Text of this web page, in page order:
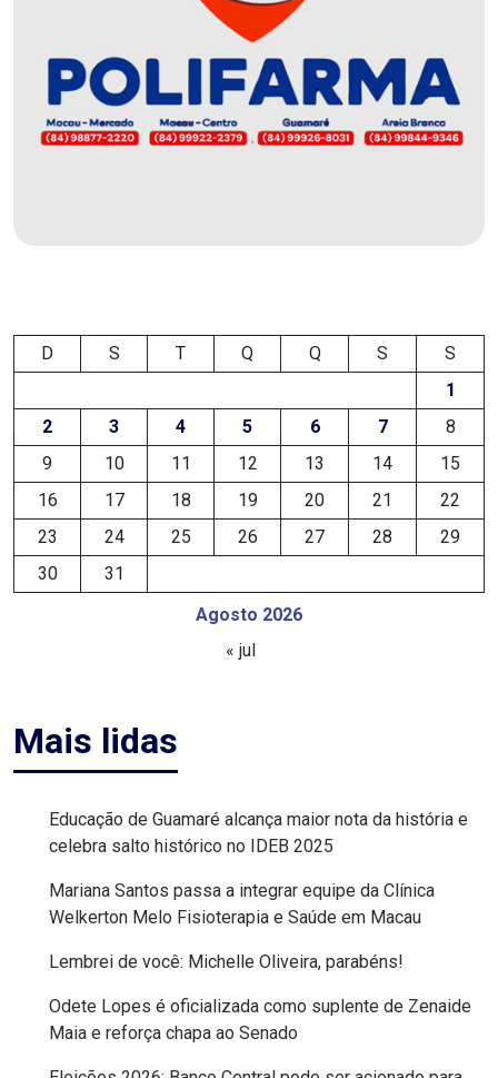
ECONOMIA
EDUCAÇÃO
2026
DE
CARNAUBAIS
EMANCIPAÇÃO
DE
EMPREENDIMENTO
ENTREVISTA
ESPORTE
EVENTOS
FAKE
Agosto 2026
D S T Q Q S
S
1
2
3 4 5 6 7
8
9
10 11 12 13 14
15
16
17 18 19 20 21
22
23
24 25 26 27 28
29
30
31
« jul
Mais lidas
Educação de Guamaré alcança maior nota da história e
celebra salto histórico no IDEB 2025
Mariana Santos passa a integrar equipe da Clínica
Welkerton Melo Fisioterapia e Saúde em Macau
Lembrei de você: Michelle Oliveira, parabéns!
Odete Lopes é oficializada como suplente de Zenaide
Maia e reforça chapa ao Senado